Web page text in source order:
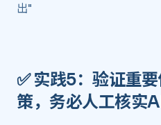
出"
✅实践5：验证重
策，务必人工核实